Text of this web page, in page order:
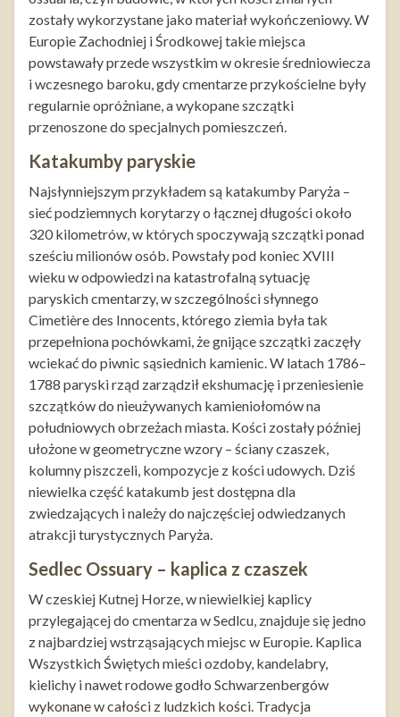
zostały wykorzystane jako materiał wykończeniowy. W
Europie Zachodniej i Środkowej takie miejsca
powstawały przede wszystkim w okresie średniowiecza
i wczesnego baroku, gdy cmentarze przykościelne były
regularnie opróżniane, a wykopane szczątki
przenoszone do specjalnych pomieszczeń.
Katakumby paryskie
Najsłynniejszym przykładem są katakumby Paryża –
sieć podziemnych korytarzy o łącznej długości około
320 kilometrów, w których spoczywają szczątki ponad
sześciu milionów osób. Powstały pod koniec XVIII
wieku w odpowiedzi na katastrofalną sytuację
paryskich cmentarzy, w szczególności słynnego
Cimetière des Innocents, którego ziemia była tak
przepełniona pochówkami, że gnijące szczątki zaczęły
wciekać do piwnic sąsiednich kamienic. W latach 1786–
1788 paryski rząd zarządził ekshumację i przeniesienie
szczątków do nieużywanych kamieniołomów na
południowych obrzeżach miasta. Kości zostały później
ułożone w geometryczne wzory – ściany czaszek,
kolumny piszczeli, kompozycje z kości udowych. Dziś
niewielka część katakumb jest dostępna dla
zwiedzających i należy do najczęściej odwiedzanych
atrakcji turystycznych Paryża.
Sedlec Ossuary – kaplica z czaszek
W czeskiej Kutnej Horze, w niewielkiej kaplicy
przylegającej do cmentarza w Sedlcu, znajduje się jedno
z najbardziej wstrząsających miejsc w Europie. Kaplica
Wszystkich Świętych mieści ozdoby, kandelabry,
kielichy i nawet rodowe godło Schwarzenbergów
wykonane w całości z ludzkich kości. Tradycja